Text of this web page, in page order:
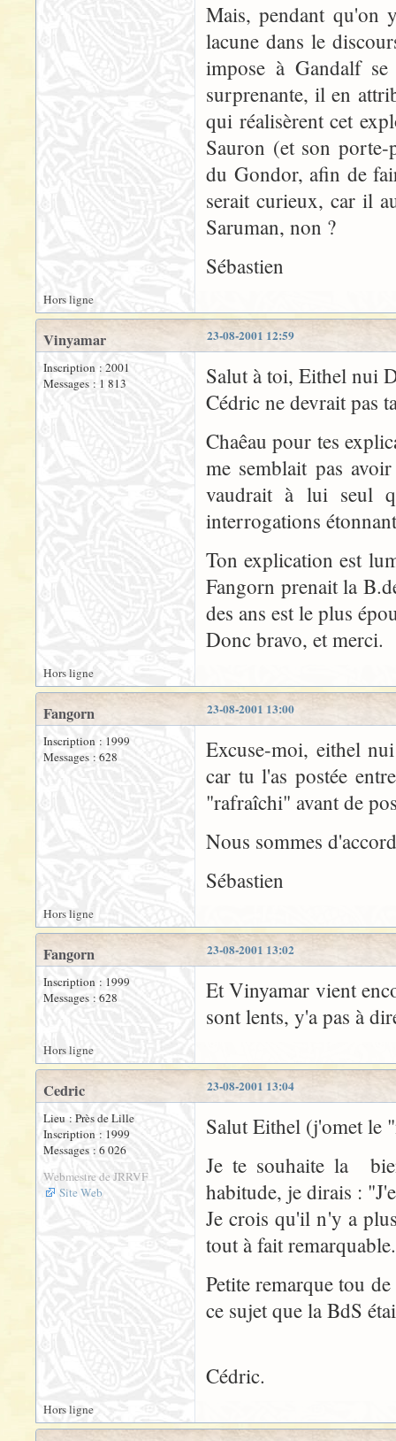
Mais, pendant qu'on
lacune dans le
impose à Gandalf
surprenante, il en
qui réalisèrent cet
Sauron (et son
du Gondor, afin de
serait curieux, car il
Saruman, non ?
Sébastien
Hors ligne
23-08-2001 12:59
Vinyamar
Inscription : 2001
Messages : 1 813
Salut à toi, Eithel nui
Cédric ne devrait pas
Chaêau pour tes
me semblait pas
vaudrait à lui seul
interrogations
Ton explication est
Fangorn prenait la
des ans est le plus
Donc bravo, et merci.
Hors ligne
23-08-2001 13:00
Fangorn
Inscription : 1999
Messages : 628
Excuse-moi, eithel
car tu l'as postée
"rafraîchi" avant de
Nous sommes
Sébastien
Hors ligne
23-08-2001 13:02
Fangorn
Inscription : 1999
Messages : 628
Et Vinyamar vient
sont lents, y'a pas à
Hors ligne
23-08-2001 13:04
Cedric
Lieu : Près de Lille
Inscription : 1999
Messages : 6 026
Webmestre de JRRVF
Site Web
Salut Eithel (j'omet le
Je te souhaite la
habitude, je dirais :
Je crois qu'il n'y a
tout à fait
Petite remarque tou
ce sujet que la BdS
Cédric.
Hors ligne